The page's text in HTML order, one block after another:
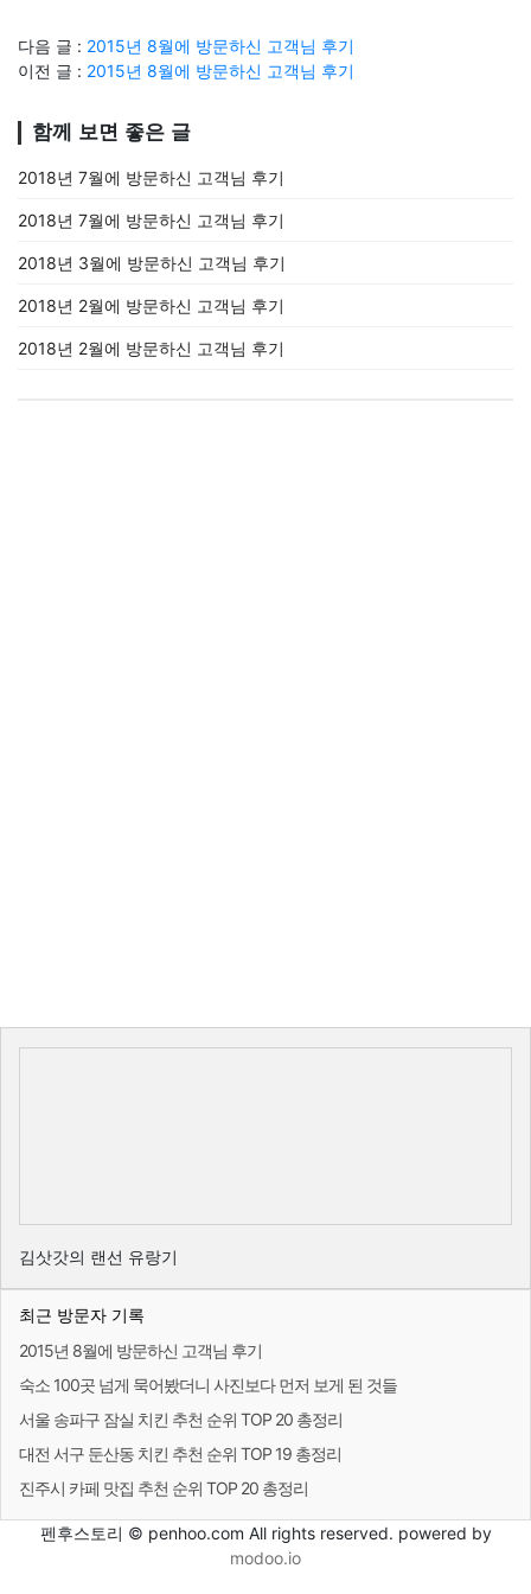
다음 글 : 2015년 8월에 방문하신 고객님 후기
이전 글 : 2015년 8월에 방문하신 고객님 후기
함께 보면 좋은 글
2018년 7월에 방문하신 고객님 후기
2018년 7월에 방문하신 고객님 후기
2018년 3월에 방문하신 고객님 후기
2018년 2월에 방문하신 고객님 후기
2018년 2월에 방문하신 고객님 후기
김삿갓의 랜선 유랑기
최근 방문자 기록
2015년 8월에 방문하신 고객님 후기
숙소 100곳 넘게 묵어봤더니 사진보다 먼저 보게 된 것들
서울 송파구 잠실 치킨 추천 순위 TOP 20 총정리
대전 서구 둔산동 치킨 추천 순위 TOP 19 총정리
진주시 카페 맛집 추천 순위 TOP 20 총정리
펜후스토리 © penhoo.com All rights reserved. powered by
modoo.io